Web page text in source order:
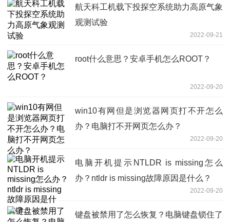
航天科工机载下投探空系统助力高原气象
观测试验
2022-09-21
root什么意思？安卓手机怎么ROOT？
2022-09-20
win10有网但是浏览器网页打不开怎么
办？电脑打不开网页怎么办？
2022-09-20
电脑开机提示NTLDR is missing怎么
办？ntldr is missing故障原因是什么？
2022-09-20
键盘被禁用了怎么恢复？电脑键盘锁住了